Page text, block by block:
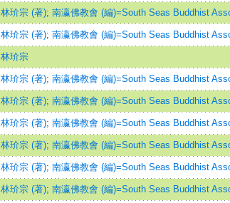
林玠宗 (著); 南瀛佛教會 (編)=South Seas Buddhist
林玠宗 (著); 南瀛佛教會 (編)=South Seas Buddhist
林玠宗
林玠宗 (著); 南瀛佛教會 (編)=South Seas Buddhist
林玠宗 (著); 南瀛佛教會 (編)=South Seas Buddhist
林玠宗 (著); 南瀛佛教會 (編)=South Seas Buddhist
林玠宗 (著); 南瀛佛教會 (編)=South Seas Buddhist
林玠宗 (著); 南瀛佛教會 (編)=South Seas Buddhist
林玠宗 (著); 南瀛佛教會 (編)=South Seas Buddhist